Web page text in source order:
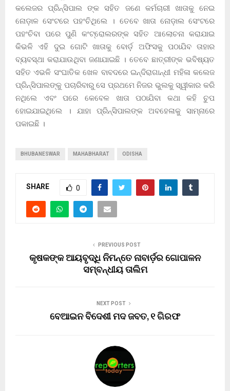
କଲେଜର ପ୍ରିନ୍ସିପାଲ ଙ୍କ ସହିତ ଜଣେ କର୍ମଚାରୀ ଖାତାକୁ ନେଇ
ନୋଡ଼ାଳ ସେଂଟରେ ପହଂଚିଥିଲେ । ତେବେ ଖାତା ନୋଡ଼ାଲ ସେଂଟରେ
ପହଂଚିବା ପରେ ପୁଣି କଂଟ୍ରୋଲରଙ୍କ ସହିତ ଆଲୋଚନା କରାଯାଇ
କିଭଳି ଏହି ଦୁଇ ଗୋଟି ଖାତାକୁ ବୋର୍ଡ଼ ଅଫିସକୁ ପଠାଯିବ ତାହାର
ବ୍ୟବସ୍ଥା କରାଯାଉଥିବା ଜଣାଯାଇଛି । ତେବେ ଛାତ୍ରୀଙ୍କ ଭବିଷ୍ୟତ
ସହିତ ଏଭଳି ସଂଘାତିକ ଖେଳ ବାବଦରେ ଇନ୍ଦିରାଗାନ୍ଧୀ ମହିଳା କଲେଜ
ପ୍ରିନ୍ସିପାଲଙ୍କୁ ପଚାରିବାରୁ ସେ ପ୍ରଥମେ ନିଜର ଭୁଲକୁ ସ୍ୱୀକାର କରି
ନଥିଲେ ଏବଂ ପରେ କେବେଳ ଖାତା ପଠାଯିବା କଥା କହି ଚୁପ
ହୋଇଯାଇଥିଲେ । ଯାହା ପ୍ରିନ୍ସିପାଲଙ୍କ ଅବହେଳାକୁ ସାମ୍ନାରେ
ପକାଇଛି ।
BHUBANESWAR MAHABHARAT ODISHA
SHARE 0
PREVIOUS POST
କୃଷକଙ୍କ ଆୟବୃଦ୍ଧି ନିମନ୍ତେ ନାବାର୍ଡ଼ର ଗୋପାଳନ
ସମ୍ବନ୍ଧୀୟ ତାଲିମ
NEXT POST
ବେଆଇନ ବିଦେଶୀ ମଦ ଜବତ, ୧ ଗିରଫ